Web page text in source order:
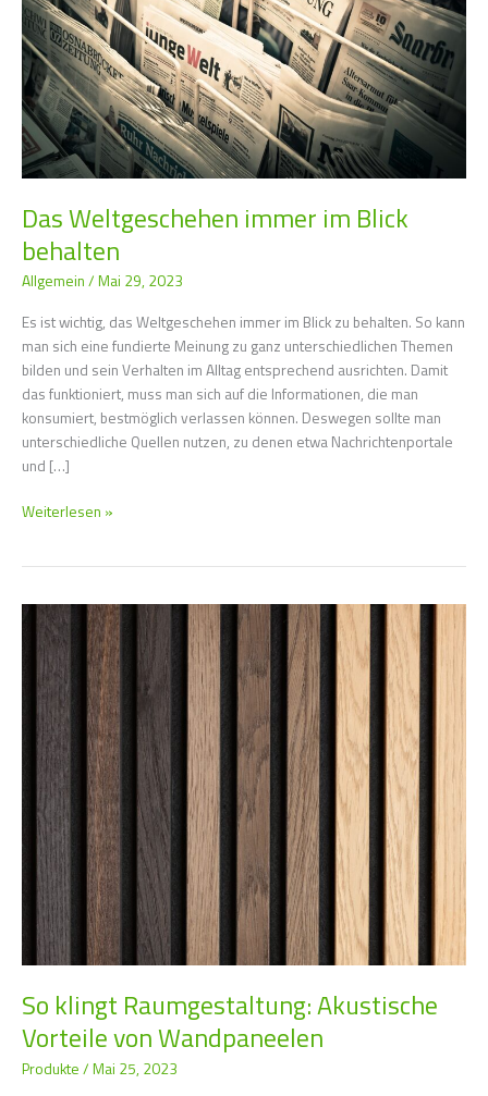
Das Weltgeschehen immer im Blick
behalten
Allgemein / Mai 29, 2023
Es ist wichtig, das Weltgeschehen immer im Blick zu behalten. So kann
man sich eine fundierte Meinung zu ganz unterschiedlichen Themen
bilden und sein Verhalten im Alltag entsprechend ausrichten. Damit
das funktioniert, muss man sich auf die Informationen, die man
konsumiert, bestmöglich verlassen können. Deswegen sollte man
unterschiedliche Quellen nutzen, zu denen etwa Nachrichtenportale
und […]
Weiterlesen »
So klingt Raumgestaltung: Akustische
Vorteile von Wandpaneelen
Produkte / Mai 25, 2023
So
klingt
Raumgestaltung:
Akustische
Vorteile
von
Wandpaneelen